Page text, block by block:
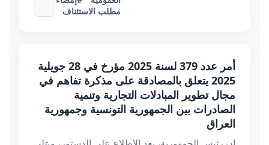
مطلب الاستئناف
أمر عدد 379 لسنة 2025 مؤرخ في 28 جويلية
2025 يتعلق بالمصادقة على مذكرة تفاهم في
مجال تطوير المبادلات التجارية وتنمية
الصادرات بين الجمهورية التونسية وجمهورية
العراق